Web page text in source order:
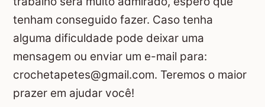
tenham conseguido fazer. Caso tenha
alguma dificuldade pode deixar uma
mensagem ou enviar um e-mail para:
crochetapetes@gmail.com. Teremos o maior
prazer em ajudar você!